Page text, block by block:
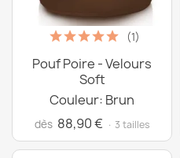
(1)
Pouf Poire - Velours
Soft
Couleur: Brun
dès 88,90 € · 3 tailles